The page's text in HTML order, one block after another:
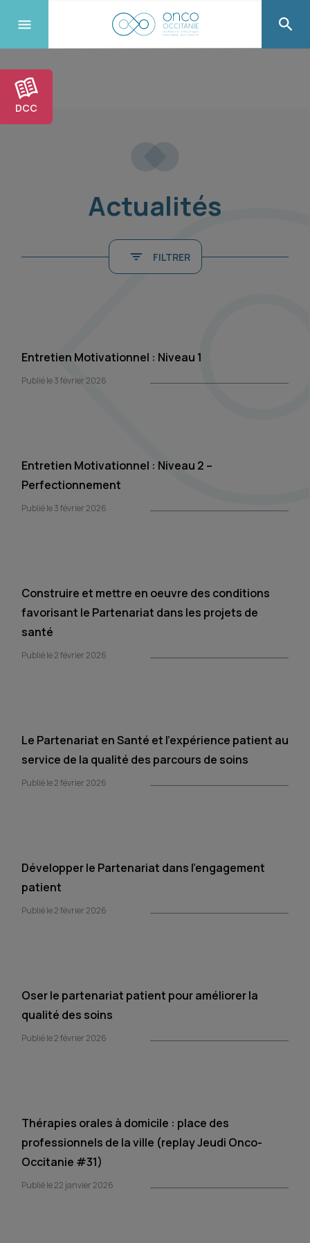
DCC
Actualités
FILTRER
Entretien Motivationnel : Niveau 1
Publié le 3 février 2026
Entretien Motivationnel : Niveau 2 –
Perfectionnement
Publié le 3 février 2026
Construire et mettre en oeuvre des conditions
favorisant le Partenariat dans les projets de
santé
Publié le 2 février 2026
Le Partenariat en Santé et l’expérience patient au
service de la qualité des parcours de soins
Publié le 2 février 2026
Développer le Partenariat dans l’engagement
patient
Publié le 2 février 2026
Oser le partenariat patient pour améliorer la
qualité des soins
Publié le 2 février 2026
Thérapies orales à domicile : place des
professionnels de la ville (replay Jeudi Onco-
Occitanie #31)
Publié le 22 janvier 2026